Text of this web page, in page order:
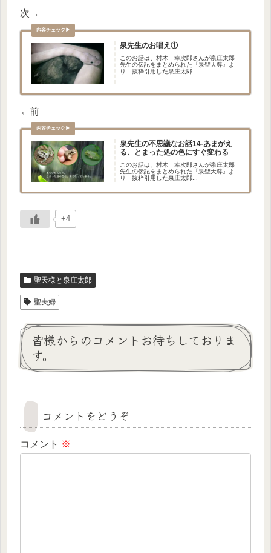
次→
泉先生のお唱え①
このお話は、村木 幸次郎さんが泉庄太郎
先生の伝記をまとめられた『泉聖天尊』よ
り 抜粋引用した泉庄太郎...
←前
泉先生の不思議なお話14-あまがえ
る、とまった処の色にすぐ変わる
このお話は、村木 幸次郎さんが泉庄太郎
先生の伝記をまとめられた『泉聖天尊』よ
り 抜粋引用した泉庄太郎...
+4
聖天様と泉庄太郎
聖夫婦
皆様からのコメントお待ちしておりま
す。
コメントをどうぞ
コメント ※